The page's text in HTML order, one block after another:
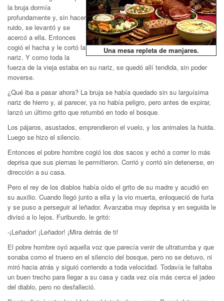
Una mesa repleta de manjares.
la bruja dormía
profundamente y, sin hacer
ruido, se levantó y se
acercó a ella. Entonces
cogió el hacha y le cortó la
nariz. Y como toda la
fuerza de la vieja estaba en su nariz, se quedó allí tendida, sin poder
moverse.
¿Qué iba a pasar ahora? La bruja se había quedado sin su larguísima
nariz de hierro y, al parecer, ya no había peligro, pero antes de expirar,
lanzó un último grito que retumbó en todo el bosque.
Los pájaros, asustados, emprendieron el vuelo, y los animales la huida.
Luego se hizo el silencio.
Entonces el pobre hombre cogió los dos sacos y echó a correr lo más
deprisa que sus piernas le permitieron. Corrió y corrió sin detenerse, en
dirección a su casa.
Pero el rey de los diablos había oído el grito de su madre y acudió en
su auxilio. Cuando llegó junto a ella y la vio muerta, enloqueció de furia
y se puso a perseguir al leñador. Avanzaba muy deprisa y en seguida le
divisó a lo lejos. Furibundo, le gritó:
-¡Leñador! ¡Leñador! ¡Mira detrás de ti!
El pobre hombre oyó aquella voz que parecía venir de ultratumba y que
sonaba como el trueno en el silencio del bosque, pero no se detuvo, ni
miró hacia atrás y siguió corriendo a toda velocidad. Todavía le faltaba
un buen trecho para llegar a su casa y cada vez oía más cerca el jadeo
del diablo, pero no desfalleció.